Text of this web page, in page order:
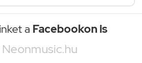
a Facebookon is